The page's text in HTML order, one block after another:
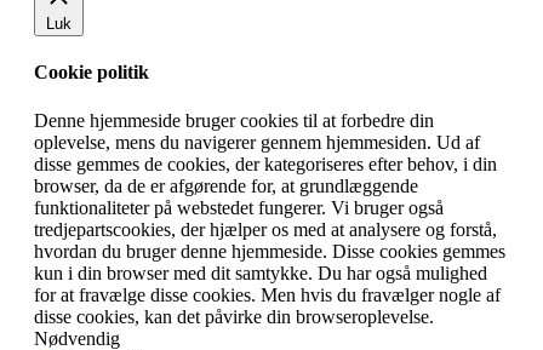
Luk
Cookie politik
Denne hjemmeside bruger cookies til at forbedre din
oplevelse, mens du navigerer gennem hjemmesiden. Ud af
disse gemmes de cookies, der kategoriseres efter behov, i din
browser, da de er afgørende for, at grundlæggende
funktionaliteter på webstedet fungerer. Vi bruger også
tredjepartscookies, der hjælper os med at analysere og forstå,
hvordan du bruger denne hjemmeside. Disse cookies gemmes
kun i din browser med dit samtykke. Du har også mulighed
for at fravælge disse cookies. Men hvis du fravælger nogle af
disse cookies, kan det påvirke din browseroplevelse.
Nødvendig